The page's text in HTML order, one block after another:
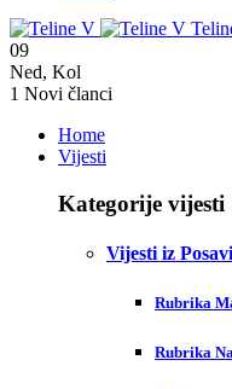
09
Ned, Kol
1 Novi članci
Home
Vijesti
Kategorije vijesti
Vijesti iz
Rubrika
Rubrika